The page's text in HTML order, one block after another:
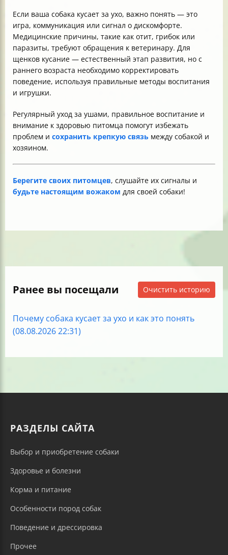
Если ваша собака кусает за ухо, важно понять — это
игра, коммуникация или сигнал о дискомфорте.
Медицинские причины, такие как отит, грибок или
паразиты, требуют обращения к ветеринару. Для
щенков кусание — естественный этап развития, но с
раннего возраста необходимо корректировать
поведение, используя правильные методы воспитания
и игрушки.
Регулярный уход за ушами, правильное воспитание и
внимание к здоровью питомца помогут избежать
проблем и сохранить крепкую связь между собакой и
хозяином.
Берегите своих питомцев, слушайте их сигналы и
будьте настоящим вожаком для своей собаки!
Ранее вы посещали Очистить историю
Почему собака кусает за ухо и как это понять
(08.08.2026 22:31)
РАЗДЕЛЫ САЙТА
Выбор и приобретение собаки
Здоровье и болезни
Корма и питание
Особенности пород собак
Поведение и дрессировка
Прочее